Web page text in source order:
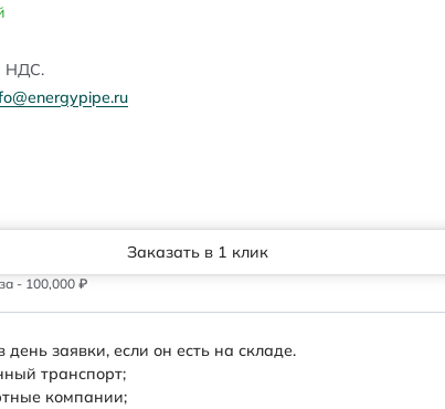
НДС.
Заказать в 1 клик
- 100,000 ₽
заявки, если он есть на складе.
транспорт;
компании;